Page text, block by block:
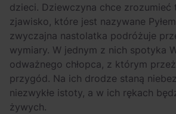
dzieci. Dziewczyna chce zrozumieć
zjawisko, które jest nazywane
zwyczajna nastolatka podróżuje
wymiary. W jednym z nich spotyka
odważnego chłopca, z którym
przygód. Na ich drodze staną
niezwykłe istoty, a w ich rękach
żywych.